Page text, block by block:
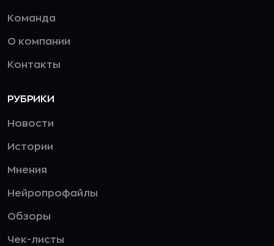
Команда
О компании
Контакты
РУБРИКИ
Новости
Истории
Мнения
Нейропрофайлы
Обзоры
Чек-листы